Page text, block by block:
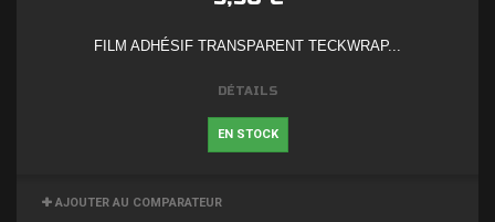
FILM ADHÉSIF TRANSPARENT TECKWRAP...
DÉTAILS
EN STOCK
AJOUTER AU COMPARATEUR